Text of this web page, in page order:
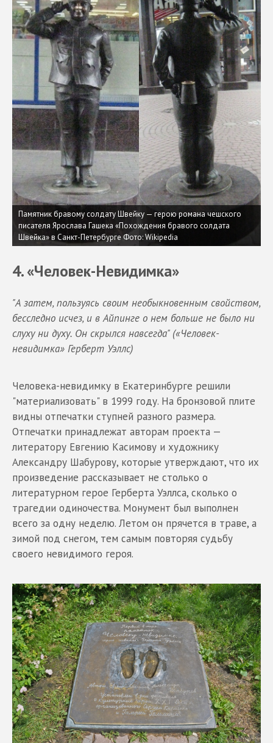
Памятник бравому солдату Швейку — герою романа чешского
писателя Ярослава Гашека «Похождения бравого солдата
Швейка» в Санкт-ПетербургеФото: Wikipedia
4. «Человек-Невидимка»
"А затем, пользуясь своим необыкновенным свойством,
бесследно исчез, и в Айпинге о нем больше не было ни
слуху ни духу. Он скрылся навсегда" («Человек-
невидимка» Герберт Уэллс)
Человека-невидимку в Екатеринбурге решили
"материализовать" в 1999 году. На бронзовой плите
видны отпечатки ступней разного размера.
Отпечатки принадлежат авторам проекта —
литератору Евгению Касимову и художнику
Александру Шабурову, которые утверждают, что их
произведение рассказывает не столько о
литературном герое Герберта Уэллса, сколько о
трагедии одиночества. Монумент был выполнен
всего за одну неделю. Летом он прячется в траве, а
зимой под снегом, тем самым повторяя судьбу
своего невидимого героя.